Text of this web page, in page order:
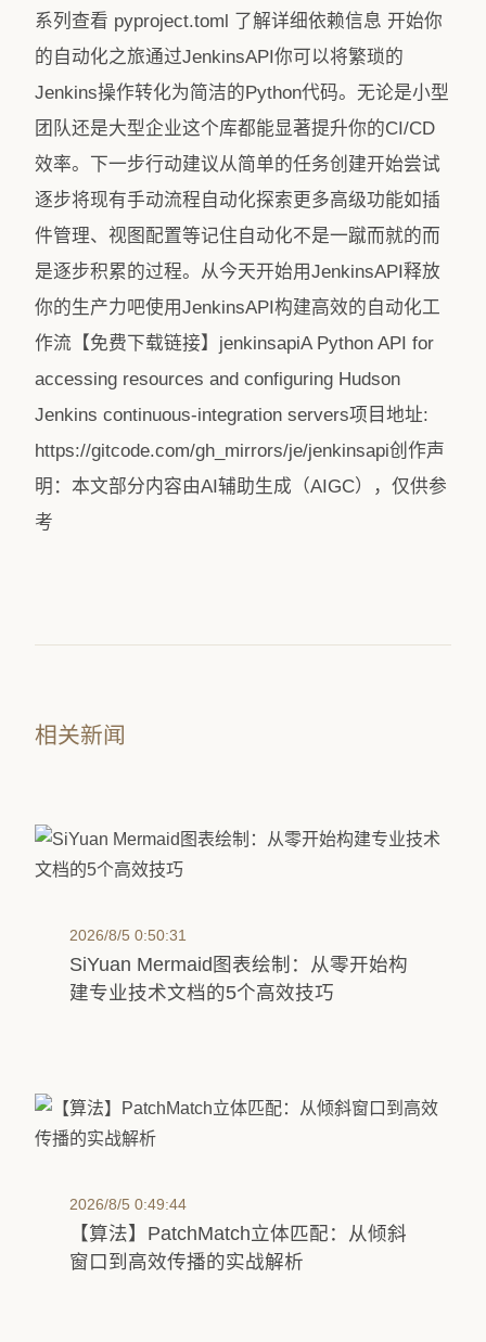
系列查看 pyproject.toml 了解详细依赖信息 开始你
的自动化之旅通过JenkinsAPI你可以将繁琐的
Jenkins操作转化为简洁的Python代码。无论是小型
团队还是大型企业这个库都能显著提升你的CI/CD
效率。下一步行动建议从简单的任务创建开始尝试
逐步将现有手动流程自动化探索更多高级功能如插
件管理、视图配置等记住自动化不是一蹴而就的而
是逐步积累的过程。从今天开始用JenkinsAPI释放
你的生产力吧使用JenkinsAPI构建高效的自动化工
作流【免费下载链接】jenkinsapiA Python API for
accessing resources and configuring Hudson
Jenkins continuous-integration servers项目地址:
https://gitcode.com/gh_mirrors/je/jenkinsapi创作声
明：本文部分内容由AI辅助生成（AIGC），仅供参
考
相关新闻
2026/8/5 0:50:31
SiYuan Mermaid图表绘制：从零开始构
建专业技术文档的5个高效技巧
2026/8/5 0:49:44
【算法】PatchMatch立体匹配：从倾斜
窗口到高效传播的实战解析